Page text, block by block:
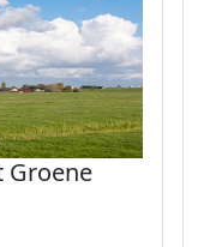
Groene